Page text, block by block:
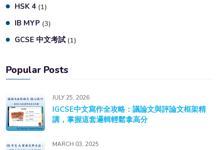
HSK 4 (1)
IB MYP (3)
GCSE 中文考試 (1)
Popular Posts
JULY 25, 2026
IGCSE中文寫作全攻略：議論文與評論文框架精
講，掌握這套邏輯輕鬆拿高分
MARCH 03, 2025